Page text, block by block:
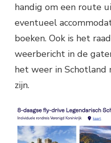
handig om een route
eventueel
boeken. Ook is het
weerbericht in de
het weer in Schotland
zijn.